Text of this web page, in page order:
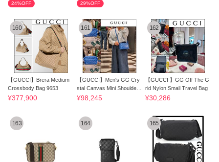
24%OFF 29%OFF
160
【GUCCI】Brera Medium
Crossbody Bag 9653
¥377,900
161
【GUCCI】Men's GG Cry
stal Canvas Mini Shoulder
Crossbody Bag
¥98,245
162
【GUCCI 】GG Off The G
rid Nylon Small Travel Bag
¥30,286
163 164 165